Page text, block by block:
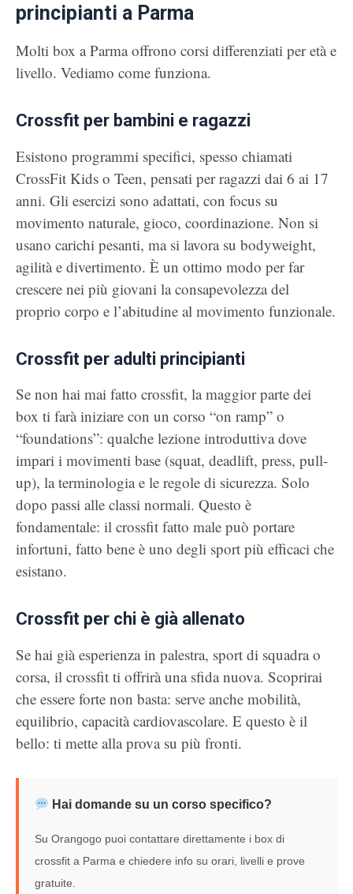
principianti a Parma
Molti box a Parma offrono corsi differenziati per età e
livello. Vediamo come funziona.
Crossfit per bambini e ragazzi
Esistono programmi specifici, spesso chiamati
CrossFit Kids o Teen, pensati per ragazzi dai 6 ai 17
anni. Gli esercizi sono adattati, con focus su
movimento naturale, gioco, coordinazione. Non si
usano carichi pesanti, ma si lavora su bodyweight,
agilità e divertimento. È un ottimo modo per far
crescere nei più giovani la consapevolezza del
proprio corpo e l’abitudine al movimento funzionale.
Crossfit per adulti principianti
Se non hai mai fatto crossfit, la maggior parte dei
box ti farà iniziare con un corso “on ramp” o
“foundations”: qualche lezione introduttiva dove
impari i movimenti base (squat, deadlift, press, pull-
up), la terminologia e le regole di sicurezza. Solo
dopo passi alle classi normali. Questo è
fondamentale: il crossfit fatto male può portare
infortuni, fatto bene è uno degli sport più efficaci che
esistano.
Crossfit per chi è già allenato
Se hai già esperienza in palestra, sport di squadra o
corsa, il crossfit ti offrirà una sfida nuova. Scoprirai
che essere forte non basta: serve anche mobilità,
equilibrio, capacità cardiovascolare. E questo è il
bello: ti mette alla prova su più fronti.
Hai domande su un corso specifico?
Su Orangogo puoi contattare direttamente i box di
crossfit a Parma e chiedere info su orari, livelli e prove
gratuite.